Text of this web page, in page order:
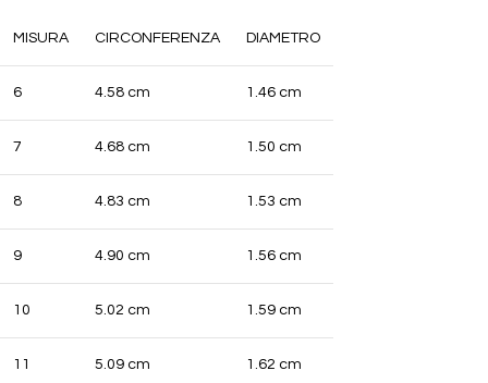
MISURA CIRCONFERENZA DIAMETRO
6 4.58 cm 1.46 cm
7 4.68 cm 1.50 cm
8 4.83 cm 1.53 cm
9 4.90 cm 1.56 cm
10 5.02 cm 1.59 cm
11 5.09 cm 1.62 cm